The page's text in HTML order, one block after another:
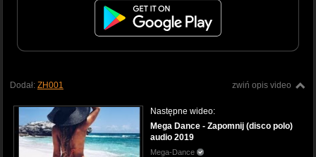
zwiń opis video
Dodał: ZH001
Następne wideo:
Mega Dance - Zapomnij (disco polo)
audio 2019
Mega-Dance